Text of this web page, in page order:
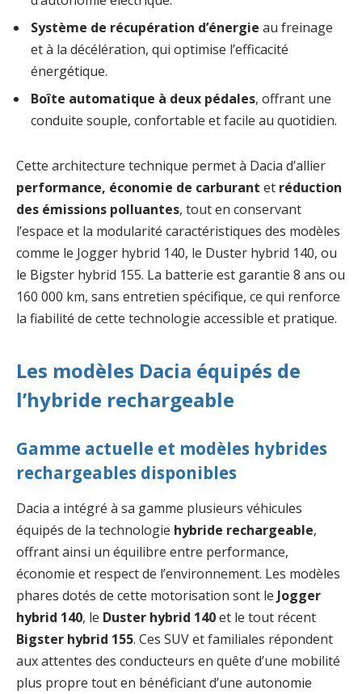
Système de récupération d’énergie au freinage
et à la décélération, qui optimise l’efficacité
énergétique.
Boîte automatique à deux pédales, offrant une
conduite souple, confortable et facile au quotidien.
Cette architecture technique permet à Dacia d’allier
performance, économie de carburant et réduction
des émissions polluantes, tout en conservant
l’espace et la modularité caractéristiques des modèles
comme le Jogger hybrid 140, le Duster hybrid 140, ou
le Bigster hybrid 155. La batterie est garantie 8 ans ou
160 000 km, sans entretien spécifique, ce qui renforce
la fiabilité de cette technologie accessible et pratique.
Les modèles Dacia équipés de
l’hybride rechargeable
Gamme actuelle et modèles hybrides
rechargeables disponibles
Dacia a intégré à sa gamme plusieurs véhicules
équipés de la technologie hybride rechargeable,
offrant ainsi un équilibre entre performance,
économie et respect de l’environnement. Les modèles
phares dotés de cette motorisation sont le Jogger
hybrid 140, le Duster hybrid 140et le tout récent
Bigster hybrid 155. Ces SUV et familiales répondent
aux attentes des conducteurs en quête d’une mobilité
plus propre tout en bénéficiant d’une autonomie